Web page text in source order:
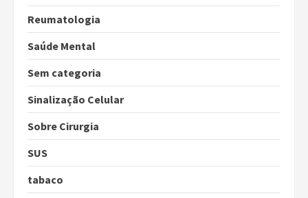
Reumatologia
Saúde Mental
Sem categoria
Sinalização Celular
Sobre Cirurgia
SUS
tabaco